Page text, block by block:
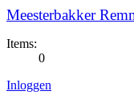
Meesterbakker
Items:
0
Inloggen